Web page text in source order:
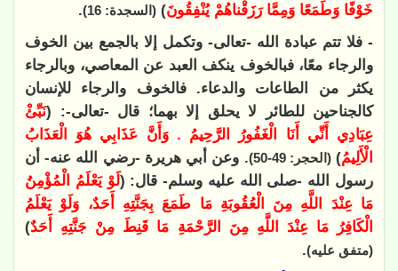
خَوْفًا وَطَمَعًا وَمِمَّا رَزَقْناهُمْ يُنْفِقُونَ) (السجدة: 16)
.
- فلا تتم عبادة الله -تعالى- وتكمل إلا بالجمع بين الخوف
والرجاء معًا، فبالخوف ينكف العبد عن المعاصي، وبالرجاء
يكثر من الطاعات والدعاء. فالخوف والرجاء للإنسان
كالجناحين للطائر لا يحلق إلا بهما؛ قال -تعالى-: (نَبِّئْ
عِبَادِي أَنِّي أَنَا الْغَفُورُ الرَّحِيمُ . وَأَنَّ عَذَابِي هُوَ الْعَذَابُ
الْأَلِيمُ)(الحجر: 49-50)
. وعن أبي هريرة -رضي الله عنه- أن
رسول الله -صلى الله عليه وسلم- قال: (لَوْ يَعْلَمُ الْمُؤْمِنُ
مَا عِنْدَ اللَّهِ مِنَ الْعُقُوبَةِ مَا طَمَعَ بِجَنَّتِهِ أَحَدٌ، وَلَوْ يَعْلَمُ
الْكَافِرُ مَا عِنْدَ اللَّهِ مِنَ الرَّحْمَةِ مَا قَنِطَ مِنْ جَنَّتِهِ أَحَدٌ)
(متفق عليه).